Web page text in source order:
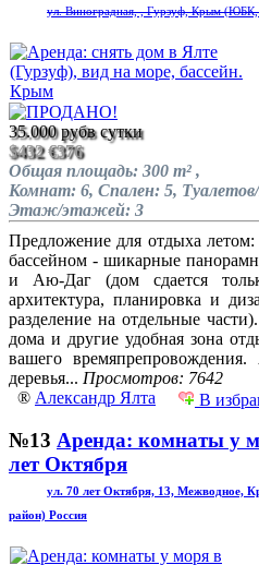
ул. Виноградная, , Гурзуф, Крым (ЮБК,
35.000 рубв сутки
$432 €376
Общая площадь: 300 m² ,
Комнат: 6, Спален: 5,
Этаж/этажей: 3
Предложение для отдыха
бассейном - шикарные
и Аю-Даг (дом сдается
архитектура, планировка и
разделение на отдельные
дома и другие удобная зона
вашего
деревья... Просмотров: 7642
® Александр Ялта В
№13 Аренда: комнаты у
лет Октября
ул. 70 лет Октября, 13, Межводное,
район) Россия